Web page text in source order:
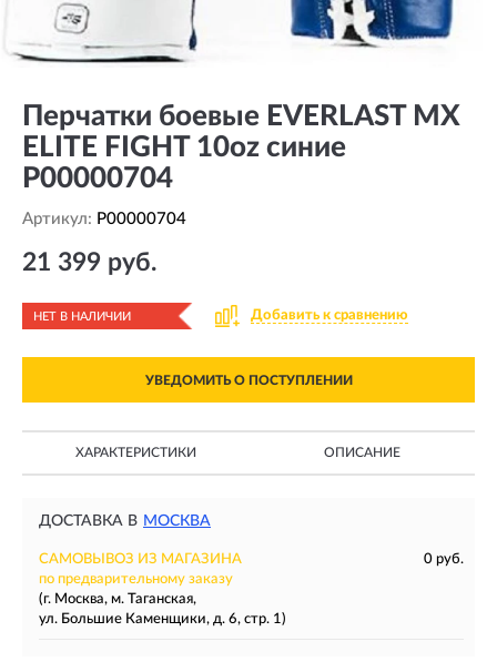
Перчатки боевые EVERLAST MX
ELITE FIGHT 10oz синие
P00000704
Артикул: P00000704
21 399 руб.
НЕТ В НАЛИЧИИ Добавить к сравнению
УВЕДОМИТЬ О ПОСТУПЛЕНИИ
ХАРАКТЕРИСТИКИ ОПИСАНИЕ
ДОСТАВКА В МОСКВА
САМОВЫВОЗ ИЗ МАГАЗИНА
0 руб.
по предварительному заказу
(г. Москва, м. Таганская,
ул. Большие Каменщики, д. 6, стр. 1)